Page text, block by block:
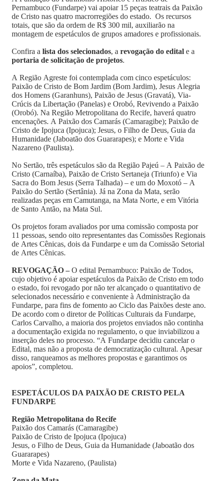
Pernambuco (Fundarpe) vai apoiar 15 peças teatrais da Paixão
de Cristo nas quatro macrorregiões do estado. Os recursos
totais, que são da ordem de R$ 300 mil, auxiliarão na
montagem de espetáculos de grupos amadores e profissionais.
Confira a lista dos selecionados, a revogação do edital e a
portaria de solicitação de projetos.
A Região Agreste foi contemplada com cinco espetáculos:
Paixão de Cristo de Bom Jardim (Bom Jardim), Jesus Alegria
dos Homens (Garanhuns), Paixão de Jesus (Gravatá), Via-
Crúcis da Libertação (Panelas) e Orobó, Revivendo a Paixão
(Orobó). Na Região Metropolitana do Recife, haverá quatro
encenações. A Paixão dos Camarás (Camaragibe); Paixão de
Cristo de Ipojuca (Ipojuca); Jesus, o Filho de Deus, Guia da
Humanidade (Jaboatão dos Guararapes); e Morte e Vida
Nazareno (Paulista).
No Sertão, três espetáculos são da Região Pajeú – A Paixão de
Cristo (Carnaíba), Paixão de Cristo Sertaneja (Triunfo) e Via
Sacra do Bom Jesus (Serra Talhada) – e um do Moxotó – A
Paixão do Sertão (Sertânia). Já na Zona da Mata, serão
realizadas peças em Camutanga, na Mata Norte, e em Vitória
de Santo Antão, na Mata Sul.
Os projetos foram avaliados por uma comissão composta por
11 pessoas, sendo oito representantes das Comissões Regionais
de Artes Cênicas, dois da Fundarpe e um da Comissão Setorial
de Artes Cênicas.
REVOGAÇÃO – O edital Pernambuco: Paixão de Todos,
cujo objetivo é apoiar espetáculos da Paixão de Cristo em todo
o estado, foi revogado por não ter alcançado o quantitativo de
selecionados necessário e conveniente à Administração da
Fundarpe, para fins de fomento ao Ciclo das Paixões deste ano.
De acordo com o diretor de Políticas Culturais da Fundarpe,
Carlos Carvalho, a maioria dos projetos enviados não continha
a documentação exigida no regulamento, o que inviabilizou a
inserção deles no processo. “A Fundarpe decidiu cancelar o
Edital, mas não a proposta de democratização cultural. Apesar
disso, ranqueamos as melhores propostas e garantimos os
apoios”, completou.
ESPETÁCULOS DA PAIXÃO DE CRISTO PELA
FUNDARPE
Região Metropolitana do Recife
Paixão dos Camarás (Camaragibe)
Paixão de Cristo de Ipojuca (Ipojuca)
Jesus, o Filho de Deus, Guia da Humanidade (Jaboatão dos
Guararapes)
Morte e Vida Nazareno, (Paulista)